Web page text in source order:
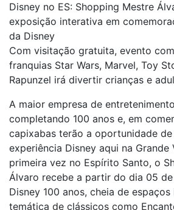
Disney no ES: Shopping Mestre
exposição interativa em
da Disney
Com visitação gratuita, evento
franquias Star Wars, Marvel, Toy
Rapunzel irá divertir crianças e
A maior empresa de
completando 100 anos e, em
capixabas terão a oportunidade
experiência Disney aqui na Grande
primeira vez no Espírito Santo, o
Álvaro recebe a partir do dia 05
Disney 100 anos, cheia de
temática de clássicos como